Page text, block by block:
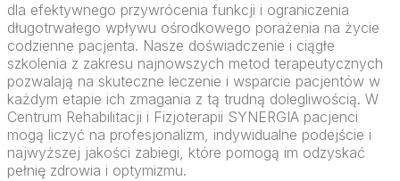
dla efektywnego przywrócenia funkcji i ograniczenia
długotrwałego wpływu ośrodkowego porażenia na życie
codzienne pacjenta. Nasze doświadczenie i ciągłe
szkolenia z zakresu najnowszych metod terapeutycznych
pozwalają na skuteczne leczenie i wsparcie pacjentów w
każdym etapie ich zmagania z tą trudną dolegliwością. W
Centrum Rehabilitacji i Fizjoterapii SYNERGIA pacjenci
mogą liczyć na profesjonalizm, indywidualne podejście i
najwyższej jakości zabiegi, które pomogą im odzyskać
pełnię zdrowia i optymizmu.